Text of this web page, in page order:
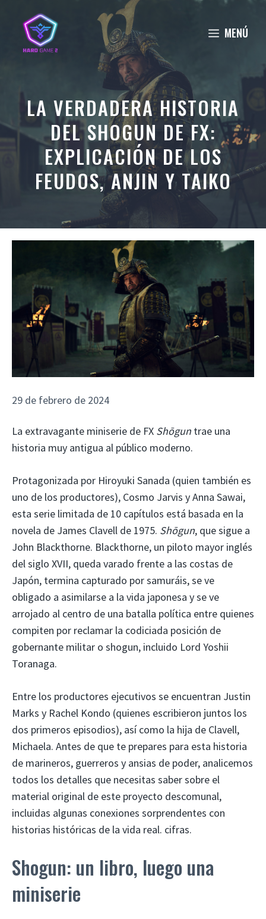
contenido
MENÚ
LA VERDADERA HISTORIA
DEL SHOGUN DE FX:
EXPLICACIÓN DE LOS
FEUDOS, ANJIN Y TAIKO
29 de febrero de 2024
La extravagante miniserie de FX Shōgun trae una
historia muy antigua al público moderno.
Protagonizada por Hiroyuki Sanada (quien también es
uno de los productores), Cosmo Jarvis y Anna Sawai,
esta serie limitada de 10 capítulos está basada en la
novela de James Clavell de 1975. Shōgun, que sigue a
John Blackthorne. Blackthorne, un piloto mayor inglés
del siglo XVII, queda varado frente a las costas de
Japón, termina capturado por samuráis, se ve
obligado a asimilarse a la vida japonesa y se ve
arrojado al centro de una batalla política entre quienes
compiten por reclamar la codiciada posición de
gobernante militar o shogun, incluido Lord Yoshii
Toranaga.
Entre los productores ejecutivos se encuentran Justin
Marks y Rachel Kondo (quienes escribieron juntos los
dos primeros episodios), así como la hija de Clavell,
Michaela. Antes de que te prepares para esta historia
de marineros, guerreros y ansias de poder, analicemos
todos los detalles que necesitas saber sobre el
material original de este proyecto descomunal,
incluidas algunas conexiones sorprendentes con
historias históricas de la vida real. cifras.
Shogun: un libro, luego una
miniserie